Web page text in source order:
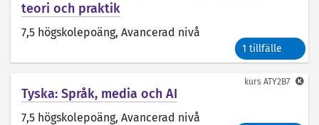
teori och praktik
7,5 högskolepoäng, Avancerad nivå
1 tillfälle
Tyska: Språk, media och AI
7,5 högskolepoäng, Avancerad nivå
kurs ATY2B7